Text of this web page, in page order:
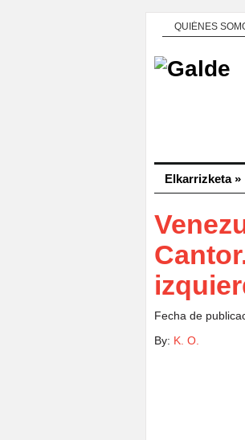
QUIÉNES
Elkarrizketa»
Fecha de
By: K. O.